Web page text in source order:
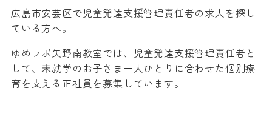
広島市安芸区で児童発達支援管理責任者の求人を探し
ている方へ。
ゆめラボ矢野南教室では、児童発達支援管理責任者と
して、未就学のお子さま一人ひとりに合わせた個別療
育を支える正社員を募集しています。